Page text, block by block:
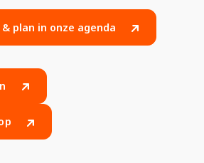
plan in onze agenda